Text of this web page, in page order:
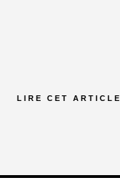
LIRE CET ARTICLE